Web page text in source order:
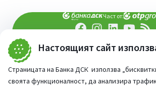
Настоящият сайт
Страницата на Банка ДСК използва
своята функционалност, да анализира
Част от:
При въпроси -попитай AI
Сайт от:StudioX